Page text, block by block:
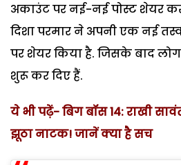
अकाउंट पर नई-नई पोस्ट शेयर
दिशा परमार ने अपनी एक नई
पर शेयर किया है. जिसके बाद
शुरू कर दिए हैं.
ये भी पढ़ें- बिग बॉस 14: राखी
झूठा नाटक! जानें क्या है सच